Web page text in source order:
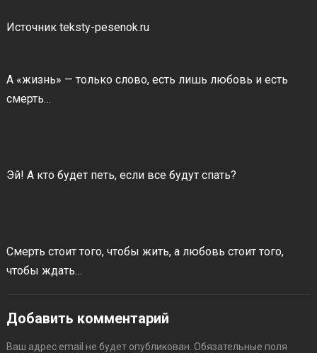
Источник teksty-pesenok.ru
А «жизнь» — только слово, есть лишь любовь и есть
смерть…
Эй! А кто будет петь, если все будут спать?
Смерть стоит того, чтобы жить, а любовь стоит того,
чтобы ждать…
Добавить комментарий
Ваш адрес email не будет опубликован. Обязательные поля